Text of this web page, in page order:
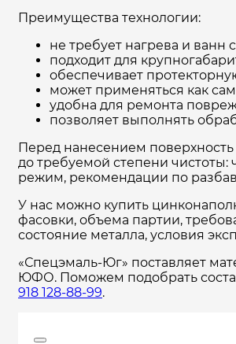
Преимущества технологии:
не требует нагрева и
подходит для
обеспечивает
может применяться как
удобна для ремонта
позволяет выполнять
Перед нанесением
до требуемой степени
режим, рекомендации по
У нас можно купить
фасовки, объема партии,
состояние металла, условия
«Спецэмаль-Юг» поставляет
ЮФО. Поможем подобрать
918 128-88-99.